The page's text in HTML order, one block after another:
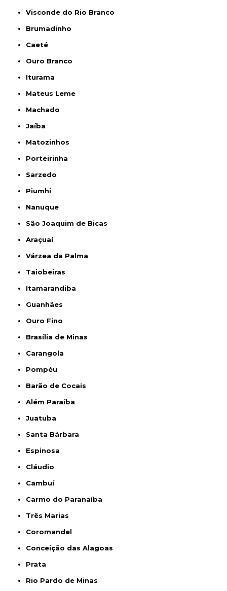
Visconde do Rio Branco
Brumadinho
Caeté
Ouro Branco
Iturama
Mateus Leme
Machado
Jaíba
Matozinhos
Porteirinha
Sarzedo
Piumhi
Nanuque
São Joaquim de Bicas
Araçuaí
Várzea da Palma
Taiobeiras
Itamarandiba
Guanhães
Ouro Fino
Brasília de Minas
Carangola
Pompéu
Barão de Cocais
Além Paraíba
Juatuba
Santa Bárbara
Espinosa
Cláudio
Cambuí
Carmo do Paranaíba
Três Marias
Coromandel
Conceição das Alagoas
Prata
Rio Pardo de Minas